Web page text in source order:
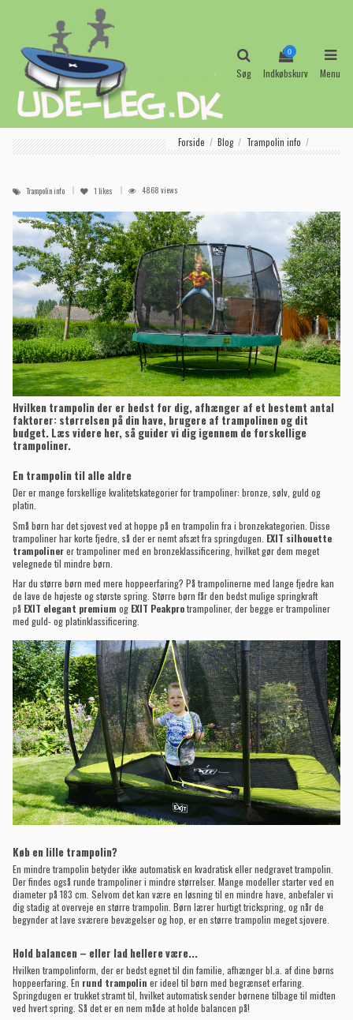
Søg
0
Indkøbskurv Menu
Forside Blog Trampolin info
Trampolin info 1 likes 4868 views
Hvilken trampolin der er bedst for dig, afhænger af et bestemt antal
faktorer: størrelsen på din have, brugere af trampolinen og dit
budget. Læs videre her, så guider vi dig igennem de forskellige
trampoliner.
En trampolin til alle aldre
Der er mange forskellige kvalitetskategorier for trampoliner: bronze, sølv, guld og
platin.
Små børn har det sjovest ved at hoppe på en trampolin fra i bronzekategorien. Disse
trampoliner har korte fjedre, så der er nemt afsæt fra springdugen. EXIT silhouette
trampolinerer trampoliner med en bronzeklassificering, hvilket gør dem meget
velegnede til mindre børn.
Har du større børn med mere hoppeerfaring? På trampolinerne med lange fjedre kan
de lave de højeste og største spring. Større børn får den bedst mulige springkraft
på EXIT elegant premium og EXIT Peakprotrampoliner, der begge er trampoliner
med guld- og platinklassificering.
Køb en lille trampolin?
En mindre trampolin betyder ikke automatisk en kvadratisk eller nedgravet trampolin.
Der findes også runde trampoliner i mindre størrelser. Mange modeller starter ved en
diameter på 183 cm. Selvom det kan være en løsning til en mindre have, anbefaler vi
dig stadig at overveje en større trampolin. Børn lærer hurtigt trickspring, og når de
begynder at lave sværere bevægelser og hop, er en større trampolin meget sjovere.
Hold balancen – eller lad hellere være...
Hvilken trampolinform, der er bedst egnet til din familie, afhænger bl.a. af dine børns
hoppeerfaring. En rund trampolin er ideel til børn med begrænset erfaring.
Springdugen er trukket stramt til, hvilket automatisk sender børnene tilbage til midten
ved hvert spring. Så det er en nem måde at holde balancen på!